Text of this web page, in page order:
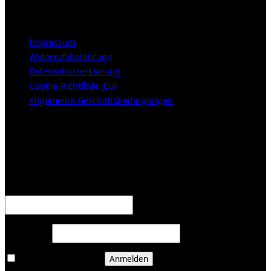
Impressum
Widerrufsbelehrung
Datenschutzerklärung
Cookie-Richtlinie (EU)
Allgemeine Geschäftsbedingungen
Anmelden